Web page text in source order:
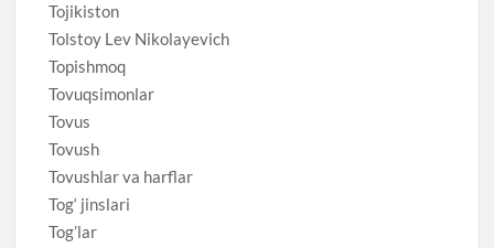
Tojikiston
Tolstoy Lev Nikolayevich
Topishmoq
Tovuqsimonlar
Tovus
Tovush
Tovushlar va harflar
Tog‘ jinslari
Tog’lar